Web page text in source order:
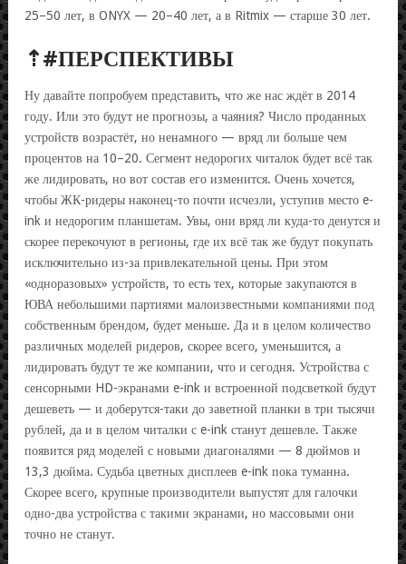
25–50 лет, в ONYX — 20–40 лет, а в Ritmix — старше 30 лет.
⇡#ПЕРСПЕКТИВЫ
Ну давайте попробуем представить, что же нас ждёт в 2014
году. Или это будут не прогнозы, а чаяния? Число проданных
устройств возрастёт, но ненамного — вряд ли больше чем
процентов на 10–20. Сегмент недорогих читалок будет всё так
же лидировать, но вот состав его изменится. Очень хочется,
чтобы ЖК-ридеры наконец-то почти исчезли, уступив место e-
ink и недорогим планшетам. Увы, они вряд ли куда-то денутся и
скорее перекочуют в регионы, где их всё так же будут покупать
исключительно из-за привлекательной цены. При этом
«одноразовых» устройств, то есть тех, которые закупаются в
ЮВА небольшими партиями малоизвестными компаниями под
собственным брендом, будет меньше. Да и в целом количество
различных моделей ридеров, скорее всего, уменьшится, а
лидировать будут те же компании, что и сегодня. Устройства с
сенсорными HD-экранами e-ink и встроенной подсветкой будут
дешеветь — и доберутся-таки до заветной планки в три тысячи
рублей, да и в целом читалки с e-ink станут дешевле. Также
появится ряд моделей с новыми диагоналями — 8 дюймов и
13,3 дюйма. Судьба цветных дисплеев e-ink пока туманна.
Скорее всего, крупные производители выпустят для галочки
одно-два устройства с такими экранами, но массовыми они
точно не станут.